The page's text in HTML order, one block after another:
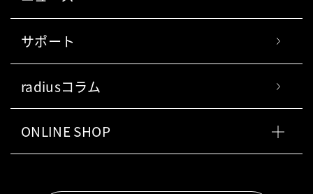
サポート
radiusコラム
ONLINE SHOP